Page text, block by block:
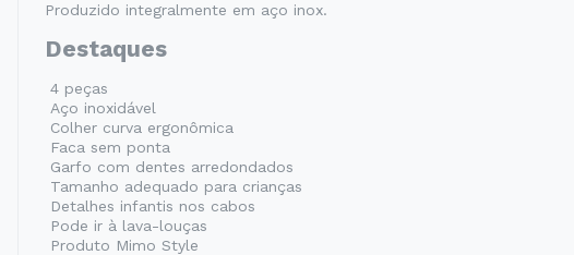
Produzido integralmente em aço inox.
Destaques
4 peças
Aço inoxidável
Colher curva ergonômica
Faca sem ponta
Garfo com dentes arredondados
Tamanho adequado para crianças
Detalhes infantis nos cabos
Pode ir à lava-louças
Produto Mimo Style